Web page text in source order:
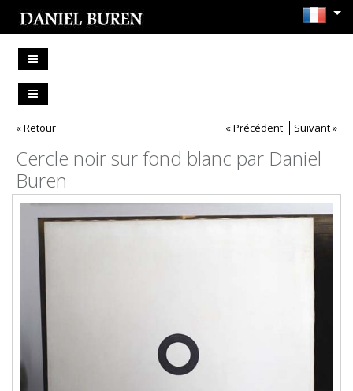
« Retour « Précédent Suivant »
Cercle noir sur fond blanc par Daniel
Buren